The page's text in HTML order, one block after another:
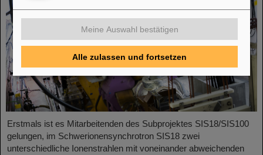
Erstmals ist es Mitarbeitenden des Subprojektes SIS18/SIS100
gelungen, im Schwerionensynchrotron SIS18 zwei
unterschiedliche Ionenstrahlen mit voneinander abweichenden
Meine Auswahl bestätigen
Alle zulassen und fortsetzen